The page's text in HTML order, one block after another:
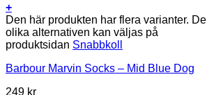
+
Den här produkten har flera varianter. De
olika alternativen kan väljas på
produktsidan Snabbkoll
Barbour Marvin Socks – Mid Blue Dog
249 kr